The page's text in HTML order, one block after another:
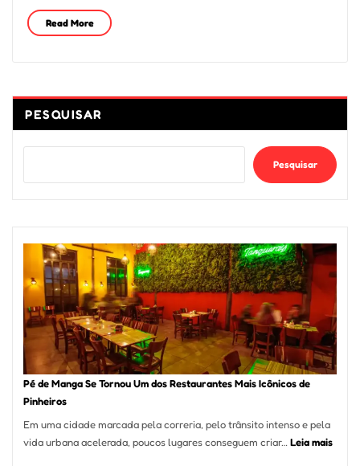
Read More
PESQUISAR
Pesquisar
Pé de Manga Se Tornou Um dos Restaurantes Mais Icônicos de
Pinheiros
Em uma cidade marcada pela correria, pelo trânsito intenso e pela
vida urbana acelerada, poucos lugares conseguem criar… Leia mais: